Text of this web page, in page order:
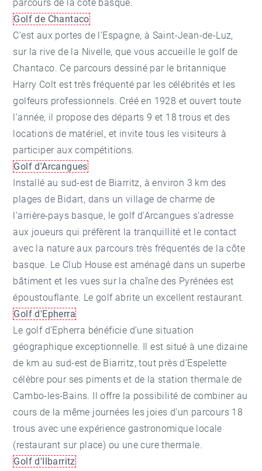
parcours de la côte basque.
Golf de Chantaco
C’est aux portes de l’Espagne, à Saint-Jean-de-Luz,
sur la rive de la Nivelle, que vous accueille le golf de
Chantaco. Ce parcours dessiné par le britannique
Harry Colt est très fréquenté par les célébrités et les
golfeurs professionnels. Créé en 1928 et ouvert toute
l’année, il propose des départs 9 et 18 trous et des
locations de matériel, et invite tous les visiteurs à
participer aux compétitions.
Golf d'Arcangues
Installé au sud-est de Biarritz, à environ 3 km des
plages de Bidart, dans un village de charme de
l’arrière-pays basque, le golf d’Arcangues s’adresse
aux joueurs qui préfèrent la tranquillité et le contact
avec la nature aux parcours très fréquentés de la côte
basque. Le Club House est aménagé dans un superbe
bâtiment et les vues sur la chaîne des Pyrénées est
époustouflante. Le golf abrite un excellent restaurant.
Golf d'Epherra
Le golf d’Epherra bénéficie d’une situation
géographique exceptionnelle. Il est situé à une dizaine
de km au sud-est de Biarritz, tout près d’Espelette
célèbre pour ses piments et de la station thermale de
Cambo-les-Bains. Il offre la possibilité de combiner au
cours de la même journées les joies d’un parcours 18
trous avec une expérience gastronomique locale
(restaurant sur place) ou une cure thermale.
Golf d'Ilbarritz